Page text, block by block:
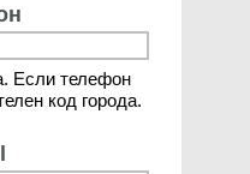
Если телефон
код города.